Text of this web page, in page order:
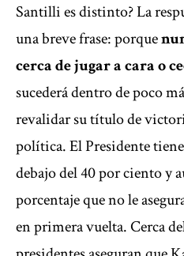
Santilli es distinto? La
una breve frase: porque
cerca de jugar a cara o
sucederá dentro de poco
revalidar su título de
política. El Presidente
debajo del 40 por ciento y
porcentaje que no le
en primera vuelta. Cerca